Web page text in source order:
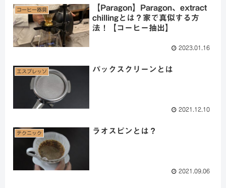
コーヒー器具
【Paragon】Paragon、extract
chillingとは？家で真似する方
法！【コーヒー抽出】
2023.01.16
エスプレッソ パックスクリーンとは
2021.12.10
テクニック ラオスピンとは？
2021.09.06